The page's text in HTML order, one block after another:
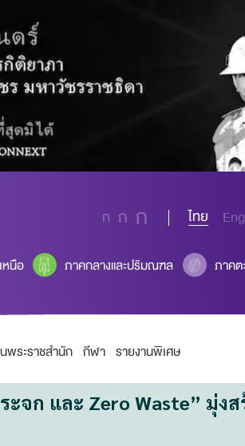
ก ก ก ไทย
หนือ ภาคกลางและปริมณฑล ภาค
พระราชสำนัก กีฬา รายงานพิเศษ
ก และ Zero Waste” มุ่งส